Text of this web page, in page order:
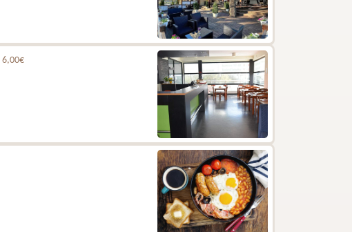
6,00€